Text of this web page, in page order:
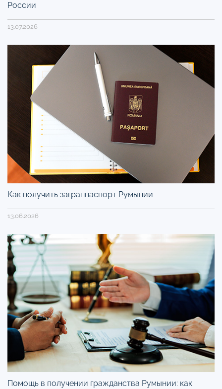
России
13.07.2026
Как получить загранпаспорт Румынии
13.06.2026
Помощь в получении гражданства Румынии: как